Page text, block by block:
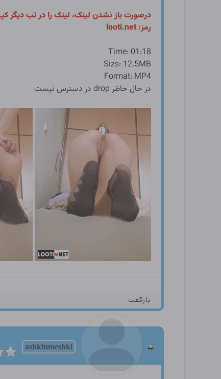
درصورت باز نشدن لینک، لینک را در تب دیگر
رمز: looti.net
Time: 01:18
Sizs: 12.5MB
Format: MP4
در حال حاظر drop در دسترس نیست
بازگفت
ashkinmeshki